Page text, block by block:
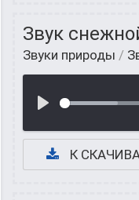
Звук
Звуки природы /
К